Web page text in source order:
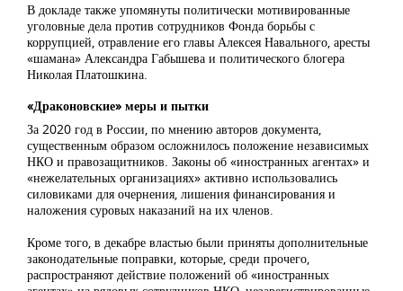
В докладе также упомянуты политически мотивированные
уголовные дела против сотрудников Фонда борьбы с
коррупцией, отравление его главы Алексея Навального, аресты
«шамана» Александра Габышева и политического блогера
Николая Платошкина.
«Драконовские» меры и пытки
За 2020 год в России, по мнению авторов документа,
существенным образом осложнилось положение независимых
НКО и правозащитников. Законы об «иностранных агентах» и
«нежелательных организациях» активно использовались
силовиками для очернения, лишения финансирования и
наложения суровых наказаний на их членов.
Кроме того, в декабре властью были приняты дополнительные
законодательные поправки, которые, среди прочего,
распространяют действие положений об «иностранных